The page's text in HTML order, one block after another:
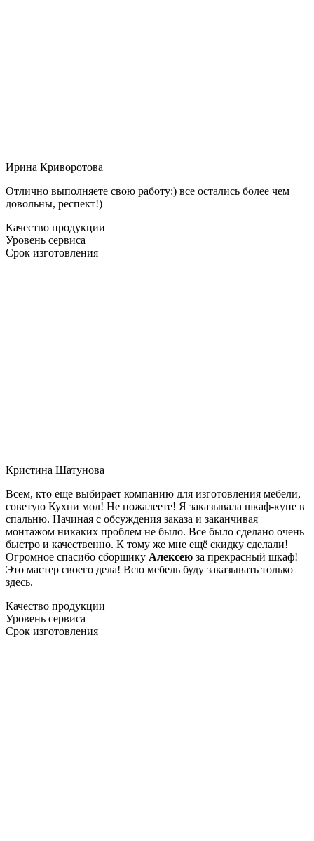
Ирина Криворотова
Отлично выполняете свою работу:) все остались более чем
довольны, респект!)
Качество продукции
Уровень сервиса
Срок изготовления
Кристина Шатунова
Всем, кто еще выбирает компанию для изготовления мебели,
советую Кухни мол! Не пожалеете! Я заказывала шкаф-купе в
спальню. Начиная с обсуждения заказа и заканчивая
монтажом никаких проблем не было. Все было сделано очень
быстро и качественно. К тому же мне ещё скидку сделали!
Огромное спасибо сборщику Алексею за прекрасный шкаф!
Это мастер своего дела! Всю мебель буду заказывать только
здесь.
Качество продукции
Уровень сервиса
Срок изготовления